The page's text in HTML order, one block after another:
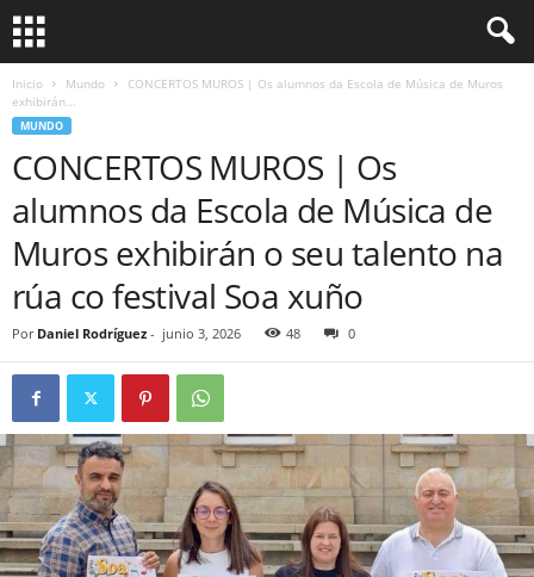
Inicio Mundo
CONCERTOS MUROS | Os alumnos da Escola de Música de Muros
exhibirán...
MUNDO
CONCERTOS MUROS | Os
alumnos da Escola de Música de
Muros exhibirán o seu talento na
rúa co festival Soa xuño
Por Daniel Rodríguez - junio 3, 2026 48 0